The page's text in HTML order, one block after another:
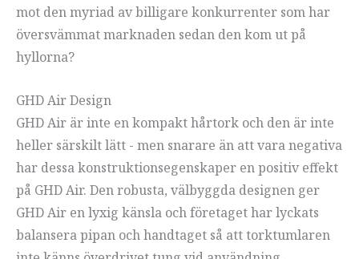
mot den myriad av billigare konkurrenter som har
översvämmat marknaden sedan den kom ut på
hyllorna?
GHD Air Design
GHD Air är inte en kompakt hårtork och den är inte
heller särskilt lätt - men snarare än att vara negativa
har dessa konstruktionsegenskaper en positiv effekt
på GHD Air. Den robusta, välbyggda designen ger
GHD Air en lyxig känsla och företaget har lyckats
balansera pipan och handtaget så att torktumlaren